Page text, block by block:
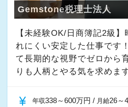
Gemstone税理士法人
【未経験OK/日商簿記2級
れにくい安定した仕事です
て⻑期的な視野でゼロから
りも人柄とやる気を求めま
currency_yen 年収338～600万円 / 月給26～